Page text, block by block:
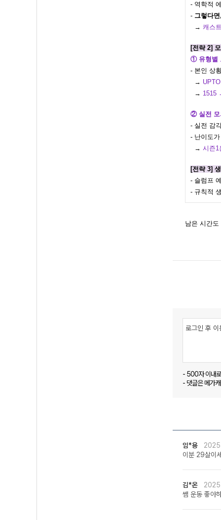
- 역학적
- 그렇다
→ 캐스
[전략 2]
① 유형별
- 본인 상
→
→ 1515
② 실전 모
- 실전 감
- 난이도
→ 시즌
[전략 3]
- 슬럼프
- 규칙적
남은 시간
- 500자 이내
- 댓글은 메가
임*용
이분 29살이
김*온
쌤 운동 좋아